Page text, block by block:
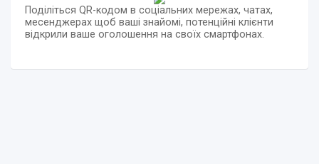
Поділіться QR-кодом в соціальних мережах, чатах,
месенджерах щоб ваші знайомі, потенційні клієнти
відкрили ваше оголошення на своїх смартфонах.